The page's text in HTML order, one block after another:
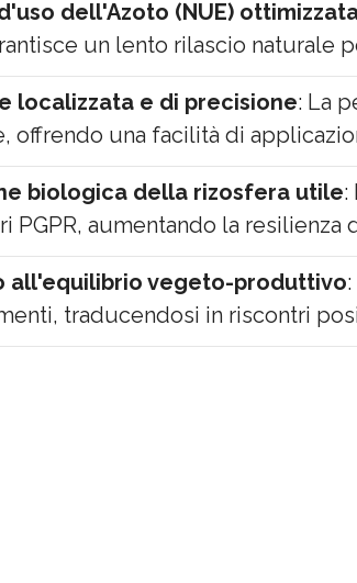
dell'Azoto (NUE)
un lento rilascio naturale
localizzata e di precisione: La
offrendo una facilità di
biologica della rizosfera utile:
PGPR, aumentando la
all'equilibrio vegeto-produttivo
traducendosi in riscontri